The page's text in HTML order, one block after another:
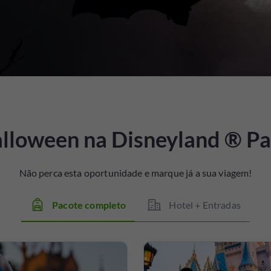
na Disneyland ®
Não perca esta oportunidade e marque já a sua viagem!
Pacote completo Hotel + Entradas